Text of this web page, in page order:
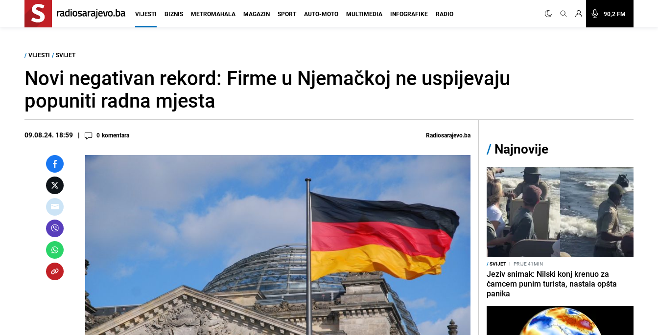
90,2 FM
VIJESTI BIZNIS METROMAHALA MAGAZIN SPORT AUTO-MOTO MULTIMEDIA INFOGRAFIKE RADIO
/ VIJESTI / SVIJET
Novi negativan rekord: Firme u Njemačkoj ne uspijevaju
popuniti radna mjesta
09.08.24. 18:59 0 komentara Radiosarajevo.ba
/ Najnovije
/SVIJET I PRIJE 41MIN
Jeziv snimak: Nilski konj krenuo za
čamcem punim turista, nastala opšta
panika